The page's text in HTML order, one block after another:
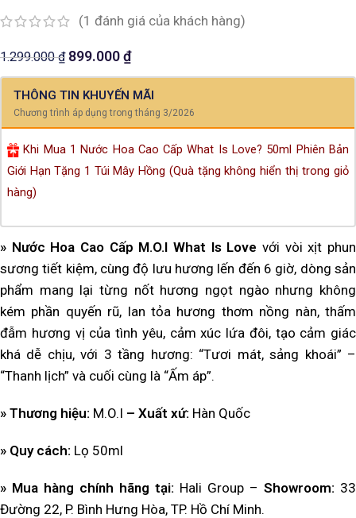
(1 đánh giá của khách hàng)
1.299.000₫ 899.000₫
THÔNG TIN KHUYẾN MÃI
Chương trình áp dụng trong tháng 3/2026
Khi Mua 1 Nước Hoa Cao Cấp What Is Love? 50ml Phiên Bản
Giới Hạn Tặng 1 Túi Mây Hồng (Quà tặng không hiển thị trong giỏ
hàng)
» Nước Hoa Cao Cấp M.O.I What Is Love với vòi xịt phun
sương tiết kiệm, cùng độ lưu hương lến đến 6 giờ, dòng sản
phẩm mang lại từng nốt hương ngọt ngào nhưng không
kém phần quyến rũ, lan tỏa hương thơm nồng nàn, thấm
đẫm hương vị của tình yêu, cảm xúc lứa đôi, tạo cảm giác
khá dễ chịu, với 3 tầng hương: “Tươi mát, sảng khoái” –
“Thanh lịch” và cuối cùng là “Ấm áp”.
» Thương hiệu: M.O.I – Xuất xứ: Hàn Quốc
» Quy cách: Lọ 50ml
» Mua hàng chính hãng tại: Hali Group – Showroom: 33
Đường 22, P. Bình Hưng Hòa, TP. Hồ Chí Minh.